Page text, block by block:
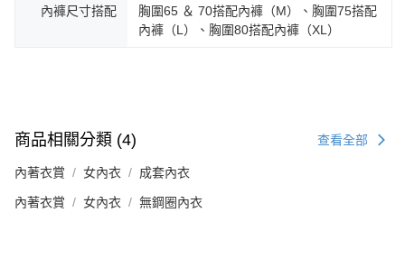
內褲尺寸搭配
胸圍65 ＆ 70搭配內褲（M）、胸圍75搭配
內褲（L）、胸圍80搭配內褲（XL）
商品相關分類 (4) 查看全部
內著衣賞 女內衣 成套內衣
內著衣賞 女內衣 無鋼圈內衣